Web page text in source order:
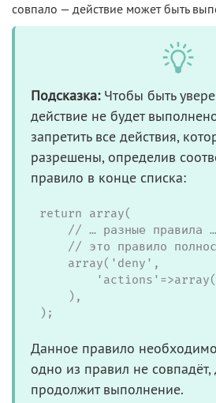
совпало — действие может быть
Подсказка:Чтобы быть
действие не будет
запретить все действия,
разрешены, определив
правило в конце списка:
return array(
    // … разные правила …
// это правило
    array('deny',
    ),
);
Данное правило
одно из правил не совпадёт,
продолжит выполнение.